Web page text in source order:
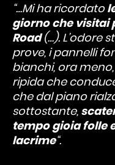
“…Mi ha ricordato
giorno che visitai
Road(…). L’odore
prove, i pannelli
bianchi, ora
ripida che
che dal piano
sottostante,
tempo gioia folle
lacrime“.